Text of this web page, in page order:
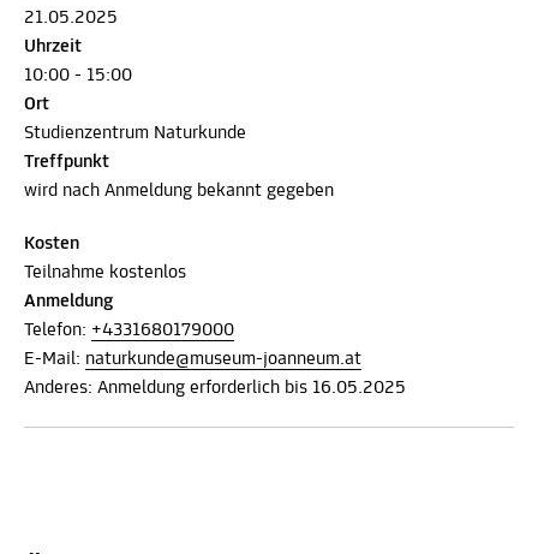
21.05.2025
Uhrzeit
10:00 - 15:00
Ort
Studienzentrum Naturkunde
Treffpunkt
wird nach Anmeldung bekannt gegeben
Kosten
Teilnahme kostenlos
Anmeldung
Telefon: +4331680179000
E-Mail: naturkunde@museum-joanneum.at
Anderes: Anmeldung erforderlich bis 16.05.2025